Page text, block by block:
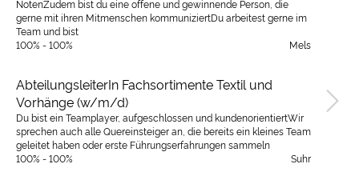
NotenZudem bist du eine offene und gewinnende Person, die
gerne mit ihren Mitmenschen kommuniziertDu arbeitest gerne im
Team und bist
100% - 100%
Mels
AbteilungsleiterIn Fachsortimente Textil und
Vorhänge (w/m/d)
Du bist ein Teamplayer, aufgeschlossen und kundenorientiertWir
sprechen auch alle Quereinsteiger an, die bereits ein kleines Team
geleitet haben oder erste Führungserfahrungen sammeln
100% - 100%
Suhr